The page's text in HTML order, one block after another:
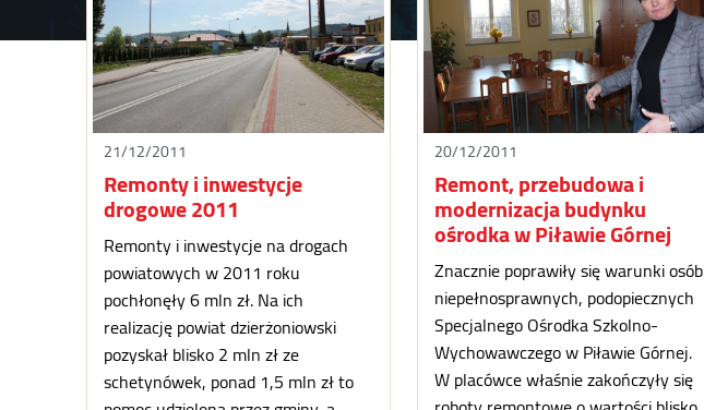
21/12/2011
Remonty i inwestycje
drogowe 2011
Remonty i inwestycje na drogach
powiatowych w 2011 roku
pochłonęły 6 mln zł. Na ich
realizację powiat dzierżoniowski
pozyskał blisko 2 mln zł ze
schetynówek, ponad 1,5 mln zł to
20/12/2011
Remont, przebudowa i
modernizacja budynku
ośrodka w Piławie Górnej
Znacznie poprawiły się warunki osób
niepełnosprawnych, podopiecznych
Specjalnego Ośrodka Szkolno-
Wychowawczego w Piławie Górnej.
W placówce właśnie zakończyły się